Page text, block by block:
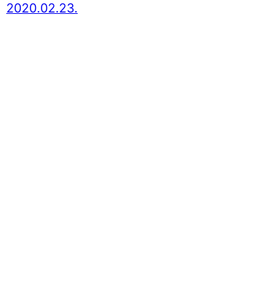
2020.02.23.